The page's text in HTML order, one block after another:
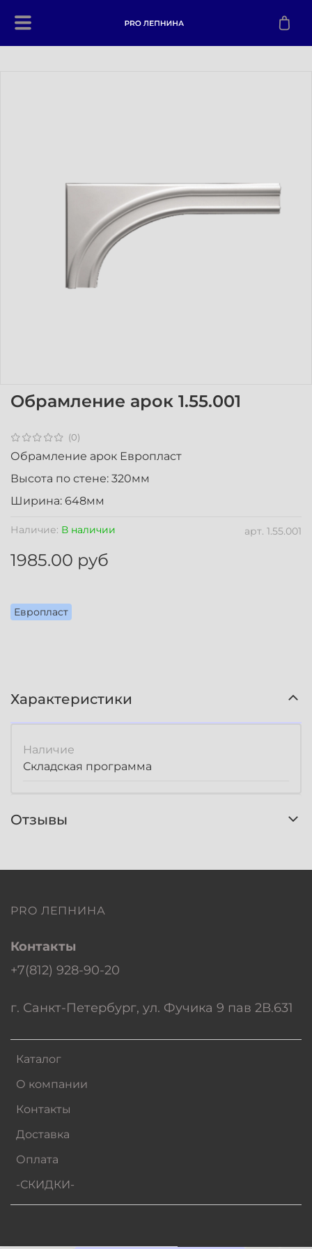
(0)
арт. 1.55.001
Наличие: В наличии
Европласт
Обрамление арок 1.55.001
1985.00 руб
Обрамление арок Европласт
Высота по стене: 320мм
Ширина: 648мм
Характеристики
Наличие
Складская программа
Отзывы
PRO ЛЕПНИНА
Каталог
О компании
Контакты
Доставка
Оплата
-СКИДКИ-
Контакты
+7(812) 928-90-20
г. Санкт-Петербург, ул. Фучика 9 пав 2В.631